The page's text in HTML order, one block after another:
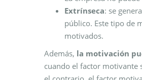
Extrínseca: se
público. Este tipo de
motivados.
Además, la motivación
cuando el factor motivante